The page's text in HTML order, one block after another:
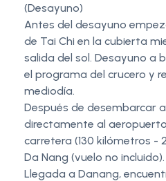
(Desayuno)
Antes del desayuno
de Tai Chi en la cubierta
salida del sol. Desayuno a
el programa del crucero y
mediodía.
Después de desembarcar a
directamente al
carretera (130 kilómetros -
Da Nang (vuelo no incluido).
Llegada a Danang,